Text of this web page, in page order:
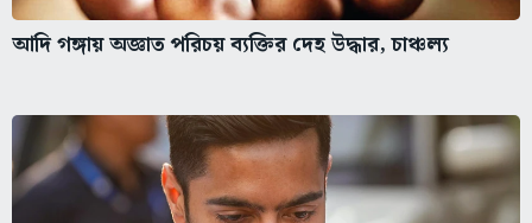
আদি গঙ্গায় অজ্ঞাত পরিচয় ব্যক্তির দেহ উদ্ধার, চাঞ্চল্য